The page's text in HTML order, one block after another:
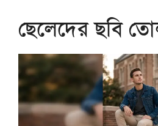
ছেলেদের ছবি